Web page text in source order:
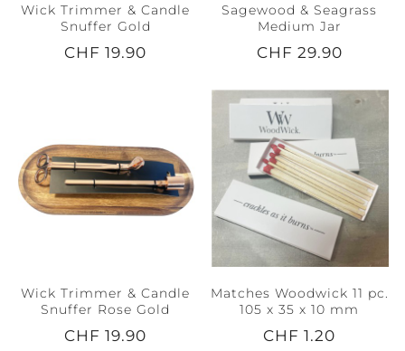
Wick Trimmer & Candle
Snuffer Gold
CHF 19.90
Sagewood & Seagrass
Medium Jar
CHF 29.90
Wick Trimmer & Candle
Snuffer Rose Gold
CHF 19.90
Matches Woodwick 11 pc.
105 x 35 x 10 mm
CHF 1.20